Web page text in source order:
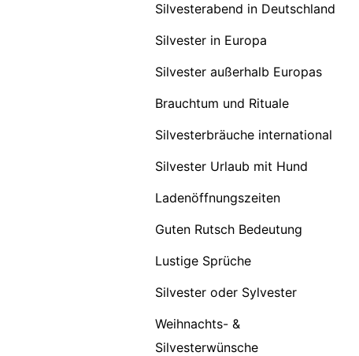
Silvesterabend in Deutschland
Silvester in Europa
Silvester außerhalb Europas
Brauchtum und Rituale
Silvesterbräuche international
Silvester Urlaub mit Hund
Ladenöffnungszeiten
Guten Rutsch Bedeutung
Lustige Sprüche
Silvester oder Sylvester
Weihnachts- &
Silvesterwünsche